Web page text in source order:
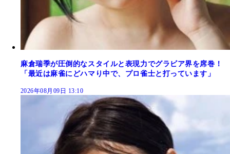
麻倉瑞季が圧倒的なスタイルと表現力でグラビア界を席巻！
「最近は麻雀にどハマり中で、プロ雀士と打っています」
2026年08月09日 13:10